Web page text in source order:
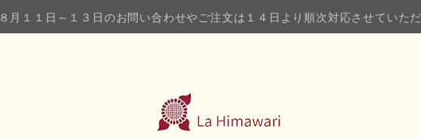
８月１１日～１３日のお問い合わせやご注文は１４日より順次対応させていただ